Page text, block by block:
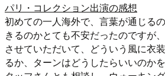
パリ・コレクション出演の感想
初めての一人海外で、言葉が通じる
きるのかとても不安だったのですが
させていただいて、どういう風に衣
るか、ターンはどうしたらいいのか